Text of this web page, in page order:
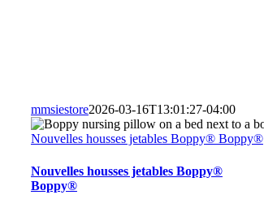
mmsiestore2026-03-16T13:01:27-04:00
Nouvelles housses jetables Boppy® Boppy®
Nouvelles housses jetables Boppy®
Boppy®